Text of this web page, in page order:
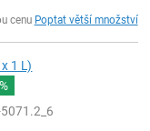
cenu Poptat větší množství
1 L)
5071.2_6